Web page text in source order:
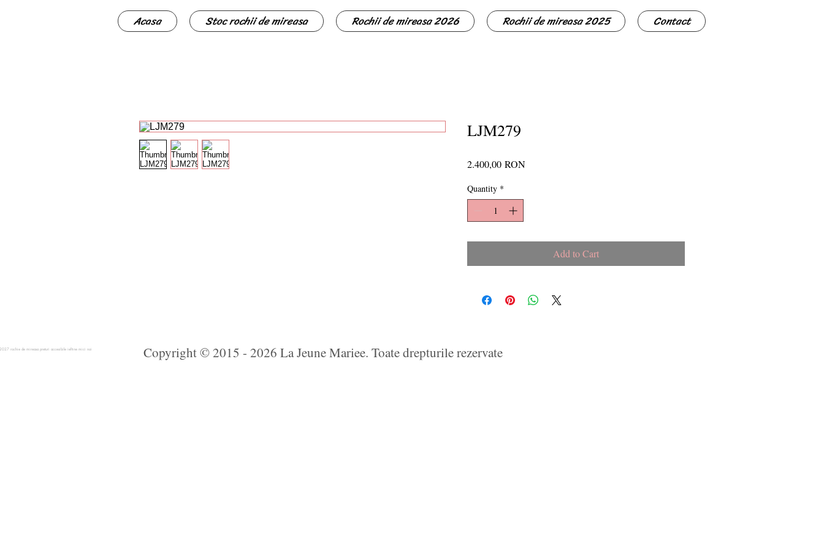
Acasa Stoc rochii de mireasa Rochii de mireasa 2026 Rochii de mireasa 2025 Contact
LJM279
2.400,00 RONPrice
Quantity *
Add to Cart
rochie de mireasa preturi accesibile ieftine mici noi Copyright © 2015 - 2026 La Jeune Mariee. Toate drepturile rezervate